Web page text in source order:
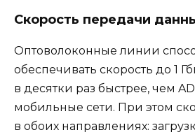
Скорость передачи
Оптоволоконные линии
обеспечивать скорость до 1
в десятки раз быстрее, чем
мобильные сети. При этом
в обоих направлениях: